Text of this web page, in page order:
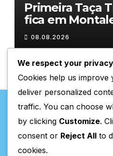
Primeira Taça
fica em
08.08.2026
We respect your privacy
Cookies help us improve
deliver personalized
traffic. You can choose
by clicking Customize.
consent or Reject All to
cookies.